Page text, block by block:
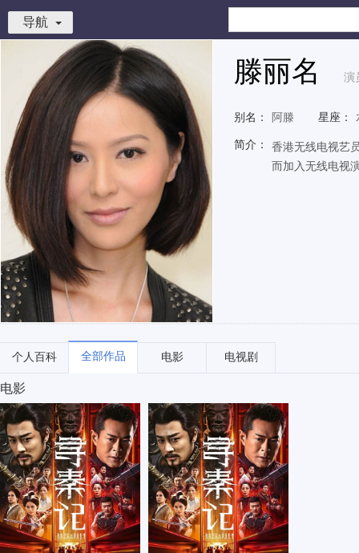
导航
滕丽名 演
别名： 阿滕 星座：
简介：
香港无线电视艺
而加入无线电视
个人百科 全部作品 电影 电视剧
电影